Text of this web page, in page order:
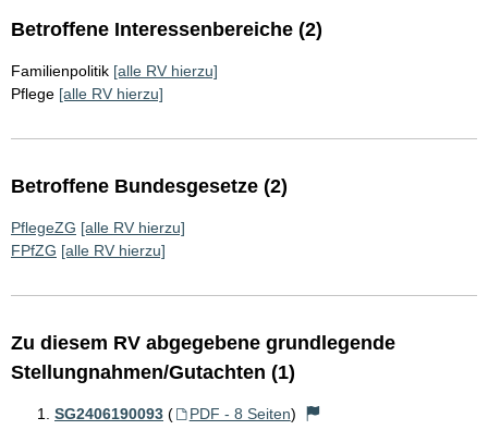
Betroffene Interessenbereiche (2)
Familienpolitik [alle RV hierzu]
Pflege [alle RV hierzu]
Betroffene Bundesgesetze (2)
PflegeZG [alle RV hierzu]
FPfZG [alle RV hierzu]
Zu diesem RV abgegebene grundlegende
Stellungnahmen/Gutachten (1)
SG2406190093 ( PDF - 8 Seiten)